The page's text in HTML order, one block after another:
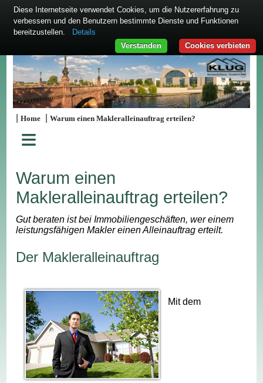
|Home |Warum einen Makleralleinauftrag erteilen?
≡
Warum einen
Makleralleinauftrag erteilen?
Gut beraten ist bei Immobiliengeschäften, wer einem
leistungsfähigen Makler einen Alleinauftrag erteilt.
Der Makleralleinauftrag
Mit dem
Diese Internetseite verwendet Cookies, um die Nutzererfahrung zu
verbessern und den Benutzern bestimmte Dienste und Funktionen
bereitzustellen.
Details
Cookies verbieten
Verstanden